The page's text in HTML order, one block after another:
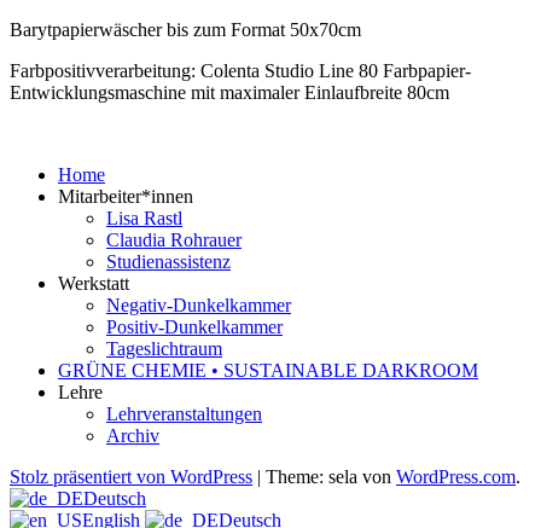
Barytpapierwäscher bis zum Format 50x70cm
Farbpositivverarbeitung: Colenta Studio Line 80 Farbpapier-
Entwicklungsmaschine mit maximaler Einlaufbreite 80cm
Home
Mitarbeiter*innen
Lisa Rastl
Claudia Rohrauer
Studienassistenz
Werkstatt
Negativ-Dunkelkammer
Positiv-Dunkelkammer
Tageslichtraum
GRÜNE CHEMIE • SUSTAINABLE DARKROOM
Lehre
Lehrveranstaltungen
Archiv
Stolz präsentiert von WordPress | Theme: sela von WordPress.com.
Deutsch
English
Deutsch